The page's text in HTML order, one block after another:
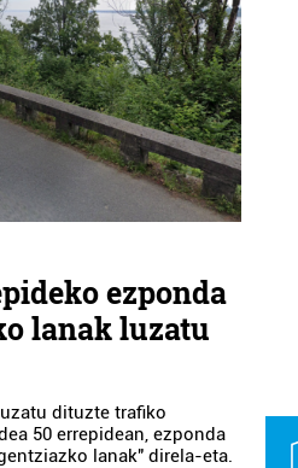
ezponda
lanak luzatu
dituzte trafiko
50 errepidean, ezponda
lanak" direla-eta.